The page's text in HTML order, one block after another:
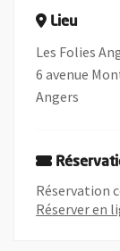
Lieu
Les Folies
6 avenue
Angers
Réservation
Réserver en